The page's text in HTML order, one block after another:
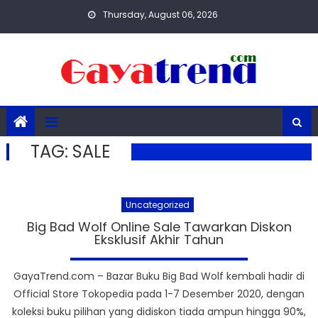
Thursday, August 06, 2026
TAG: SALE
Uncategorized
Big Bad Wolf Online Sale Tawarkan Diskon
Eksklusif Akhir Tahun
GayaTrend.com – Bazar Buku Big Bad Wolf kembali hadir di
Official Store Tokopedia pada 1-7 Desember 2020, dengan
koleksi buku pilihan yang didiskon tiada ampun hingga 90%,